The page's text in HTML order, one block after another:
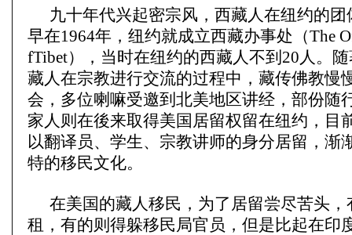
九十年代兴起密宗风，西藏人在纽约的
早在1964年，纽约就成立西藏办事处（The
fTibet），当时在纽约的西藏人不到20人。
藏人在宗教进行交流的过程中，藏传佛教慢
会，多位喇嘛受邀到北美地区讲经，部份随
家人则在後来取得美国居留权留在纽约，目
以翻译员、学生、宗教讲师的身分居留，渐
特的移民文化。
在美国的藏人移民，为了居留尝尽苦头，
租，有的则得躲移民局官员，但是比起在印